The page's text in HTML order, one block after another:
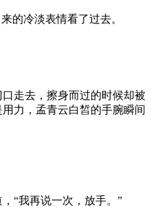
的冷淡表情看了过去。
走去，擦身而过的时候却被
力，孟青云白皙的手腕瞬间
“我再说一次，放手。”